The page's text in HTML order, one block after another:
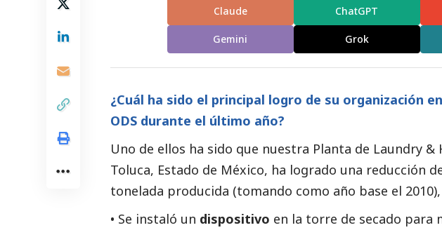
Claude ChatGPT
Gemini Grok
¿Cuál ha sido el principal logro de su organización
ODS durante el último año?
Uno de ellos ha sido que nuestra Planta de Laundry &
Toluca, Estado de México, ha logrado una reducción
tonelada producida (tomando como año base el
• Se instaló un dispositivo en la torre de secado para